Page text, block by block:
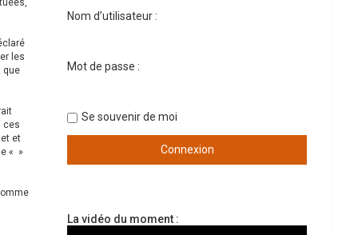
les
que
ces
et
« »
Nom d’utilisateur :
Mot de passe :
Se souvenir de moi
La vidéo du moment :